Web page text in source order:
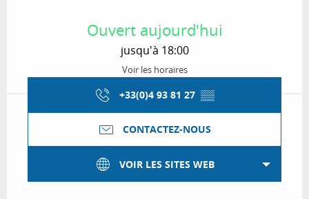
Ouvert aujourd'hui
jusqu'à 18:00
Voir les horaires
+33(0)4 93 81 27 ▒▒
CONTACTEZ-NOUS
VOIR LES SITES WEB